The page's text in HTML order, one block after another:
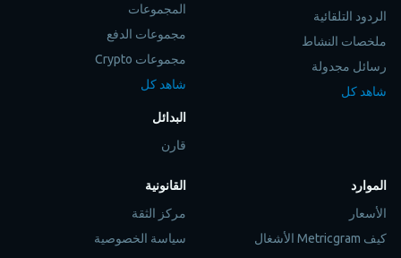
الردود التلقائية
ملخصات النشاط
رسائل مجدولة
شاهد كل
المجموعات
مجموعات الدفع
مجموعات Crypto
شاهد كل
البدائل
قارن
الموارد
الأسعار
كيف Metricgram الأشغال
القانونية
مركز الثقة
سياسة الخصوصية